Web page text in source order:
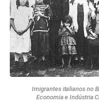
Imigrantes italianos no
Economia e Indústria